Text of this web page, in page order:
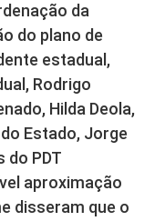
da
do plano de
estadual,
Rodrigo
Hilda Deola,
Estado, Jorge
do PDT
aproximação
disseram que o